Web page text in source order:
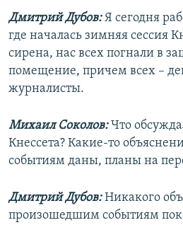
Дмитрий Дубов:Я сегодня
где началась зимняя сессия
сирена, нас всех погнали в
помещение, причем всех –
журналисты.
Михаил Соколов:Что
Кнессета? Какие-то
событиям даны, планы на
Дмитрий Дубов:Никакого
произошедшим событиям